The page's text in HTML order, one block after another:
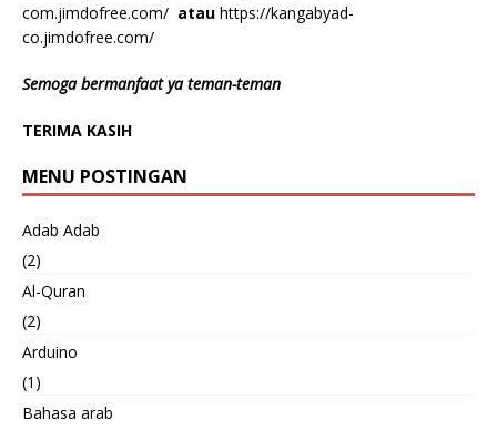
com.jimdofree.com/ atau https://kangabyad-
co.jimdofree.com/
Semoga bermanfaat ya teman-teman
TERIMA KASIH
MENU POSTINGAN
Adab Adab
(2)
Al-Quran
(2)
Arduino
(1)
Bahasa arab